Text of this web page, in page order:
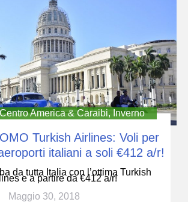
Centro America & Caraibi, Inverno
Turkish Airlines: Voli per
italiani a soli €412 a/r!
da tutta Italia con l’ottima Turkish
e a partire da €412 a/r!
Maggio 30, 2018